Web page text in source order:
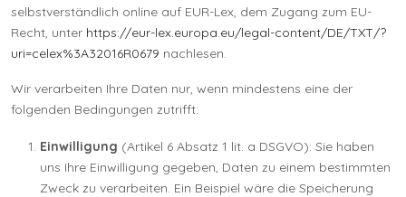
selbstverständlich online auf EUR-Lex, dem Zugang zum EU-
Recht, unter https://eur-lex.europa.eu/legal-content/DE/TXT/?
uri=celex%3A32016R0679 nachlesen.
Wir verarbeiten Ihre Daten nur, wenn mindestens eine der
folgenden Bedingungen zutrifft:
Einwilligung (Artikel 6 Absatz 1 lit. a DSGVO): Sie haben
uns Ihre Einwilligung gegeben, Daten zu einem bestimmten
Zweck zu verarbeiten. Ein Beispiel wäre die Speicherung